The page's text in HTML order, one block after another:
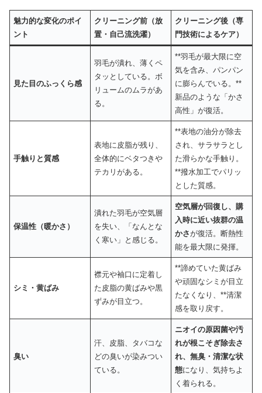
魅力的な変化のポイ
ント
クリーニング前（放
置・自己流洗濯）
クリーニング後（専
門技術によるケア）
見た目のふっくら感
羽毛が潰れ、薄くペ
タッとしている。ボ
リュームのムラがあ
る。
**羽毛が最大限に空
気を含み、パンパン
に膨らんでいる。**
新品のような「かさ
高性」が復活。
手触りと質感
表地に皮脂が残り、
全体的にベタつきや
テカリがある。
**表地の油分が除去
され、サラサラとし
た滑らかな手触り。
**撥水加工でパリッ
とした質感。
保温性（暖かさ）
潰れた羽毛が空気層
を失い、「なんとな
く寒い」と感じる。
空気層が回復し、購
入時に近い抜群の温
かさが復活。断熱性
能を最大限に発揮。
シミ・黄ばみ
襟元や袖口に定着し
た皮脂の黄ばみや黒
ずみが目立つ。
**諦めていた黄ばみ
や頑固なシミが目立
たなくなり、**清潔
感を取り戻す。
臭い
汗、皮脂、タバコな
どの臭いが染みつい
ている。
ニオイの原因菌や汚
れが根こそぎ除去さ
れ、無臭・清潔な状
態になり、気持ちよ
く着られる。